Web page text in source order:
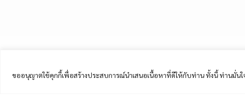
ขออนุญาตใช้คุกกี้เพื่อสร้างประสบการณ์นำเสนอเนื้อหาที่ดีให้กับท่าน ทั้งนี้ ท่านมั่นใ